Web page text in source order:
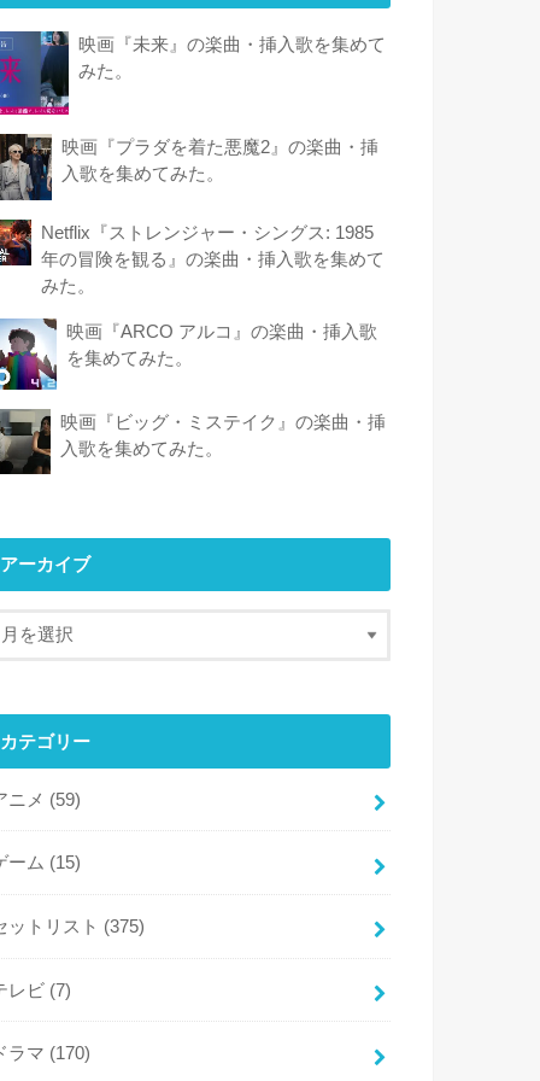
映画『未来』の楽曲・挿入歌を集めて
みた。
映画『プラダを着た悪魔2』の楽曲・挿
入歌を集めてみた。
Netflix『ストレンジャー・シングス: 1985
年の冒険 を観 る』の楽曲・挿入歌を集めて
みた。
映画『ARCO アルコ』の楽曲・挿入歌
を集めてみた。
映画『ビッグ・ミステイク』の楽曲・挿
入歌を集めてみた。
アーカイブ
カテゴリー
ニメ (59)
ーム (15)
ットリスト (375)
レビ (7)
ラマ (170)